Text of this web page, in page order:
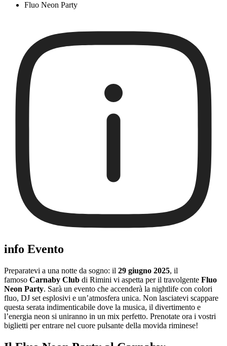
Fluo Neon Party
info Evento
Preparatevi a una notte da sogno: il 29 giugno 2025, il
famoso Carnaby Club di Rimini vi aspetta per il travolgente Fluo
Neon Party. Sarà un evento che accenderà la nightlife con colori
fluo, DJ set esplosivi e un’atmosfera unica. Non lasciatevi scappare
questa serata indimenticabile dove la musica, il divertimento e
l’energia neon si uniranno in un mix perfetto. Prenotate ora i vostri
biglietti per entrare nel cuore pulsante della movida riminese!